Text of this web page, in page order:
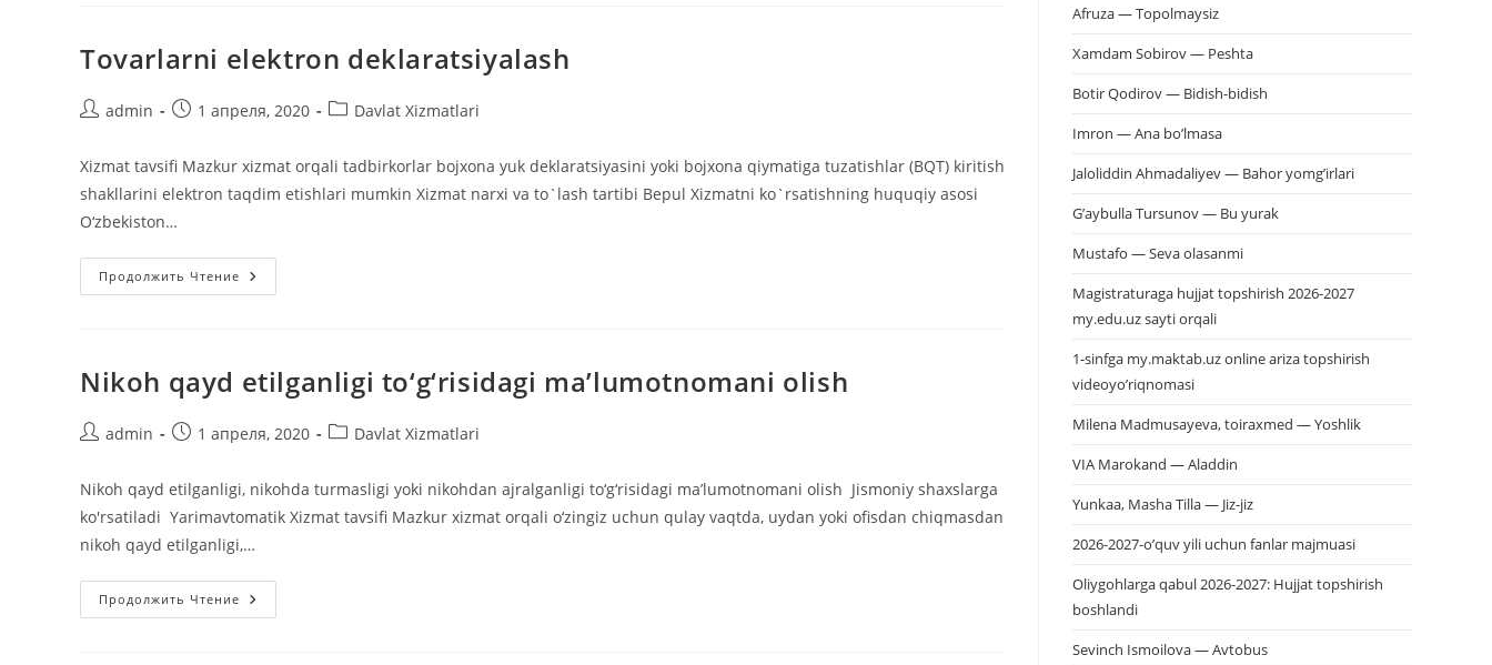
Tovarlarni elektron deklaratsiyalash
Авторadmin
Запись1 апреля, 2020
Рубрика
Davlat Xizmatlari
Xizmat tavsifi Mazkur xizmat orqali tadbirkorlar bojxona yuk deklaratsiyasini yoki bojxona qiymatiga tuzatishlar (BQT) kiritish
shakllarini elektron taqdim etishlari mumkin Xizmat narxi va to`lash tartibi Bepul Xizmatni ko`rsatishning huquqiy asosi
O‘zbekiston…
Продолжить Чтение Tovarlarni
Elektron
Nikoh qayd etilganligi to‘g‘risidagi ma’lumotnomani olish
Авторadmin
Запись1 апреля, 2020
Рубрика
Davlat Xizmatlari
Nikoh qayd etilganligi, nikohda turmasligi yoki nikohdan ajralganligi to‘g‘risidagi ma’lumotnomani olish Jismoniy shaxslarga
ko'rsatiladi Yarimavtomatik Xizmat tavsifi Mazkur xizmat orqali o‘zingiz uchun qulay vaqtda, uydan yoki ofisdan chiqmasdan
nikoh qayd etilganligi,…
Продолжить Чтение Nikoh
Qayd
Afruza — Topolmaysiz
Xamdam Sobirov — Peshta
Botir Qodirov — Bidish-bidish
Imron — Ana bo’lmasa
Jaloliddin Ahmadaliyev — Bahor yomg’irlari
G’aybulla Tursunov — Bu yurak
Mustafo — Seva olasanmi
Magistraturaga hujjat topshirish 2026-2027
my.edu.uz sayti orqali
1-sinfga my.maktab.uz online ariza topshirish
videoyo’riqnomasi
Milena Madmusayeva, toiraxmed — Yoshlik
VIA Marokand — Aladdin
Yunkaa, Masha Tilla — Jiz-jiz
2026-2027-o’quv yili uchun fanlar majmuasi
Oliygohlarga qabul 2026-2027: Hujjat topshirish
boshlandi
Sevinch Ismoilova — Avtobus